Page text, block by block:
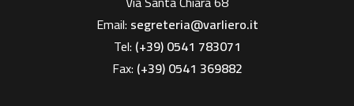
Email: segreteria@varliero.it
Tel: (+39) 0541 783071
Fax: (+39)0541 369882